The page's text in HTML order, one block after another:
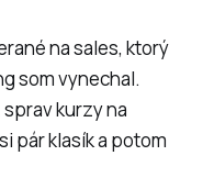
na sales, ktorý
som vynechal.
kurzy na
pár klasík a potom